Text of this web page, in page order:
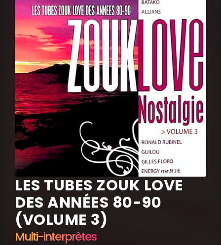
LES TUBES ZOUK LOVE
DES ANNÉES 80-90
(VOLUME 3)
Multi-interprètes